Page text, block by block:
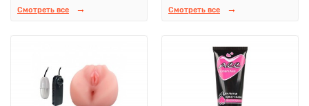
Смотреть все Смотреть все